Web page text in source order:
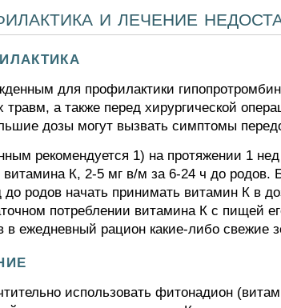
и лечение
для профилактики
травм, а также перед хирургической
дозы могут вызвать симптомы
рекомендуется 1) на протяжении 1
витамина К, 2-5 мг в/м за 6-24 ч до
до родов начать принимать витамин К в
потреблении витамина К с пищей
в ежедневный рацион какие-либо свежие
использовать фитонадион